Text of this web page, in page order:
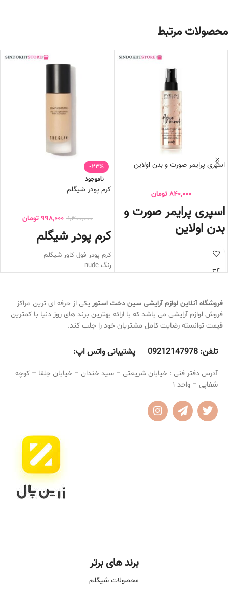
محصولات مرتبط
اسپری پرایمر صورت و بدن اولاین
840,000 تومان
اسپری پرایمر صورت و
بدن اولاین
درخشان کننده پوست
منافذ پوست را میبندد
ایجاد طراوت و لطافت به پوست
آرایش را یکنواخت و زیبا میکند
رنگ NUDE
-23%
ناموجود
کرم پودر شیگلم
1,300,000
998,000 تومان
کرم پودر شیگلم
کرم پودر فول کاور شیگلم
رنگ nude
فاقد چربی
روی پوست نمی ماسد
ضد آب و ضد تعریق
فینیشینگ مات
به هیچ عنوان باعث ایجاد جوش نمی
شود
فروشگاه آنلاین لوازم آرایشی سین دخت استور یکی از حرفه ای ترین مراکز
فروش لوازم آرایشی می باشد که با ارائه بهترین برند های روز دنیا با کمترین
قیمت توانسته رضایت کامل مشتریان خود را جلب کند.
تلفن: 09212147978 پشتیبانی واتس اپ:
آدرس دفتر فنی : خیابان شریعتی – سید خندان – خیابان جلفا – کوچه
شفاپی – واحد 1
برند های برتر
محصولات شیگلم